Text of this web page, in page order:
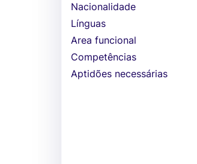
Nacionalidade
Línguas
Area funcional
Competências
Aptidões necessárias